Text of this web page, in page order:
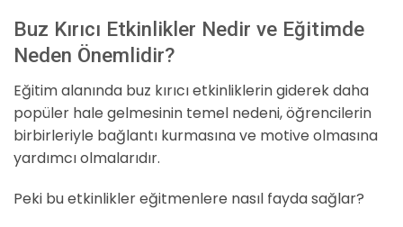
Buz Kırıcı Etkinlikler Nedir ve Eğitimde
Neden Önemlidir?
Eğitim alanında buz kırıcı etkinliklerin giderek daha
popüler hale gelmesinin temel nedeni, öğrencilerin
birbirleriyle bağlantı kurmasına ve motive olmasına
yardımcı olmalarıdır.
Peki bu etkinlikler eğitmenlere nasıl fayda sağlar?